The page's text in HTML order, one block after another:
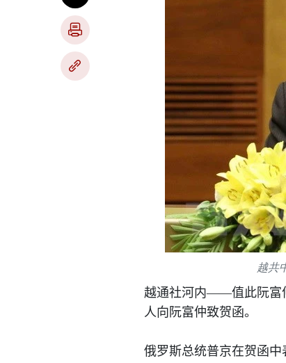
越共
越通社河内——值此阮富
人向阮富仲致贺函。
俄罗斯总统普京在贺函